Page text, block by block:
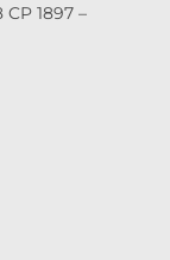
1897 –